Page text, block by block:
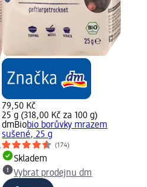
79,50 Kč
25 g (318,00 Kč za 100 g)
dmBiobio borůvky mrazem
sušené, 25 g
(174)
Skladem
Vybrat prodejnu dm